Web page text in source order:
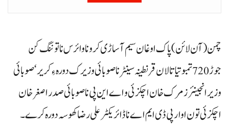
چمن (آن لائن) پاک اوغان سیم آ ساڑی کروناوائرس نا توننگ کن
جوڑ 720 تمبو تیا تالان قرنطینہ سینٹر نا صوبائی وزیرک دورہ ءِ کریر‘ صوبائی
وزیر انجینئر زمرک خان اچکزئی و اے این پی نا صوبائی صدر اصغرخان
اچکزئی تون اوار پی ڈی ایم اے نا ڈائریکٹر علی رضاکھوسہ دورہ کرے۔